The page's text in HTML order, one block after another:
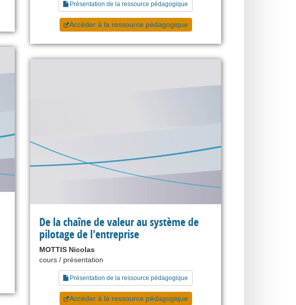
Présentation de la ressource pédagogique
Accéder à la ressource pédagogique
De la chaîne de valeur au système de
pilotage de l'entreprise
MOTTIS Nicolas
cours / présentation
Présentation de la ressource pédagogique
Accéder à la ressource pédagogique